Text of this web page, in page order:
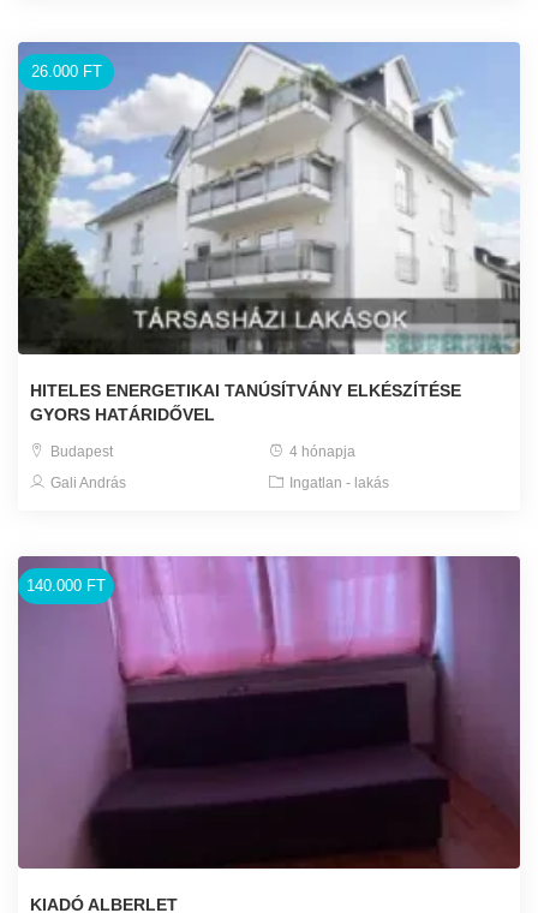
26.000 FT
HITELES ENERGETIKAI TANÚSÍTVÁNY ELKÉSZÍTÉSE
GYORS HATÁRIDŐVEL
Budapest
4 hónapja
Gali András
Ingatlan - lakás
140.000 FT
KIADÓ ALBERLET